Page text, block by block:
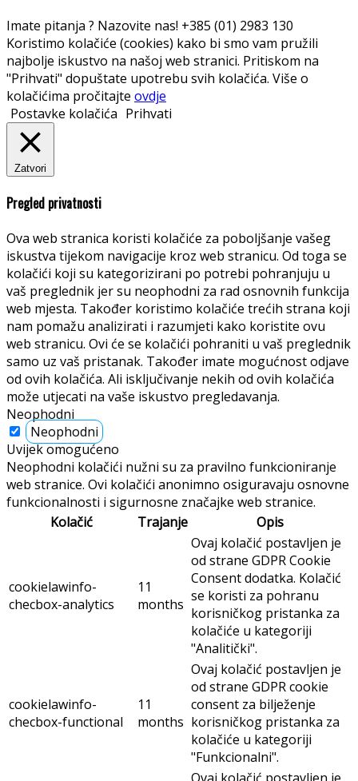
Imate pitanja ? Nazovite nas! +385 (01) 2983 130
Koristimo kolačiće (cookies) kako bi smo vam pružili
najbolje iskustvo na našoj web stranici. Pritiskom na
"Prihvati" dopuštate upotrebu svih kolačića. Više o
kolačićima pročitajte ovdje
Postavke kolačića Prihvati
Zatvori
Pregled privatnosti
Ova web stranica koristi kolačiće za poboljšanje vašeg
iskustva tijekom navigacije kroz web stranicu. Od toga se
kolačići koji su kategorizirani po potrebi pohranjuju u
vaš preglednik jer su neophodni za rad osnovnih funkcija
web mjesta. Također koristimo kolačiće trećih strana koji
nam pomažu analizirati i razumjeti kako koristite ovu
web stranicu. Ovi će se kolačići pohraniti u vaš preglednik
samo uz vaš pristanak. Također imate mogućnost odjave
od ovih kolačića. Ali isključivanje nekih od ovih kolačića
može utjecati na vaše iskustvo pregledavanja.
Neophodni
Neophodni
Uvijek omogućeno
Neophodni kolačići nužni su za pravilno funkcioniranje
web stranice. Ovi kolačići anonimno osiguravaju osnovne
funkcionalnosti i sigurnosne značajke web stranice.
Kolačić
Trajanje Opis
cookielawinfo-
checbox-analytics
11
months
Ovaj kolačić postavljen je
od strane GDPR Cookie
Consent dodatka. Kolačić
se koristi za pohranu
korisničkog pristanka za
kolačiće u kategoriji
"Analitički".
cookielawinfo-
checbox-functional
11
months
Ovaj kolačić postavljen je
od strane GDPR cookie
consent za bilježenje
korisničkog pristanka za
kolačiće u kategoriji
"Funkcionalni".